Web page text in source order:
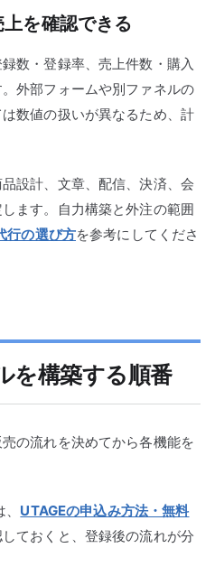
を確認できる
数・登録率、売上件数・購入
外部フォームや別ファネルの
数値の扱いが異なるため、計
設計、文章、配信、決済、会
ます。自力構築と外注の範囲
行の選び方を参考にしてくださ
を構築する順番
の流れを決めてから各機能を
UTAGEの申込み方法・無料
ておくと、登録後の流れが分